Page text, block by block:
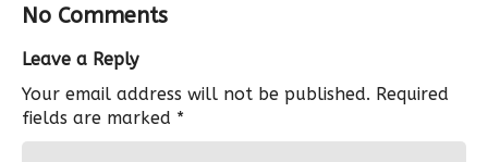
No Comments
Leave a Reply
Your email address will not be published. Required
fields are marked *